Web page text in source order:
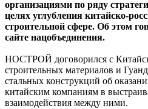
организациями по ряду
целях углубления китайско-
строительной сфере. Об этом
сайте нацобъединения.
НОСТРОЙ договорился с
строительных материалов и
стальных конструкций об
китайским компаниям в
взаимодействия между ними.